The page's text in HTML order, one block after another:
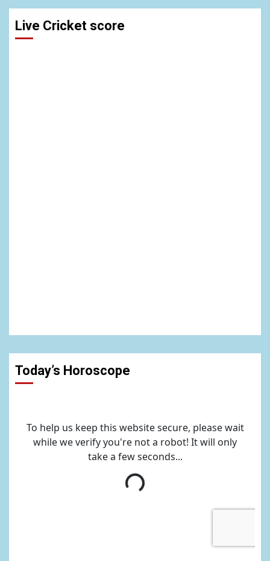
Live Cricket score
Today’s Horoscope